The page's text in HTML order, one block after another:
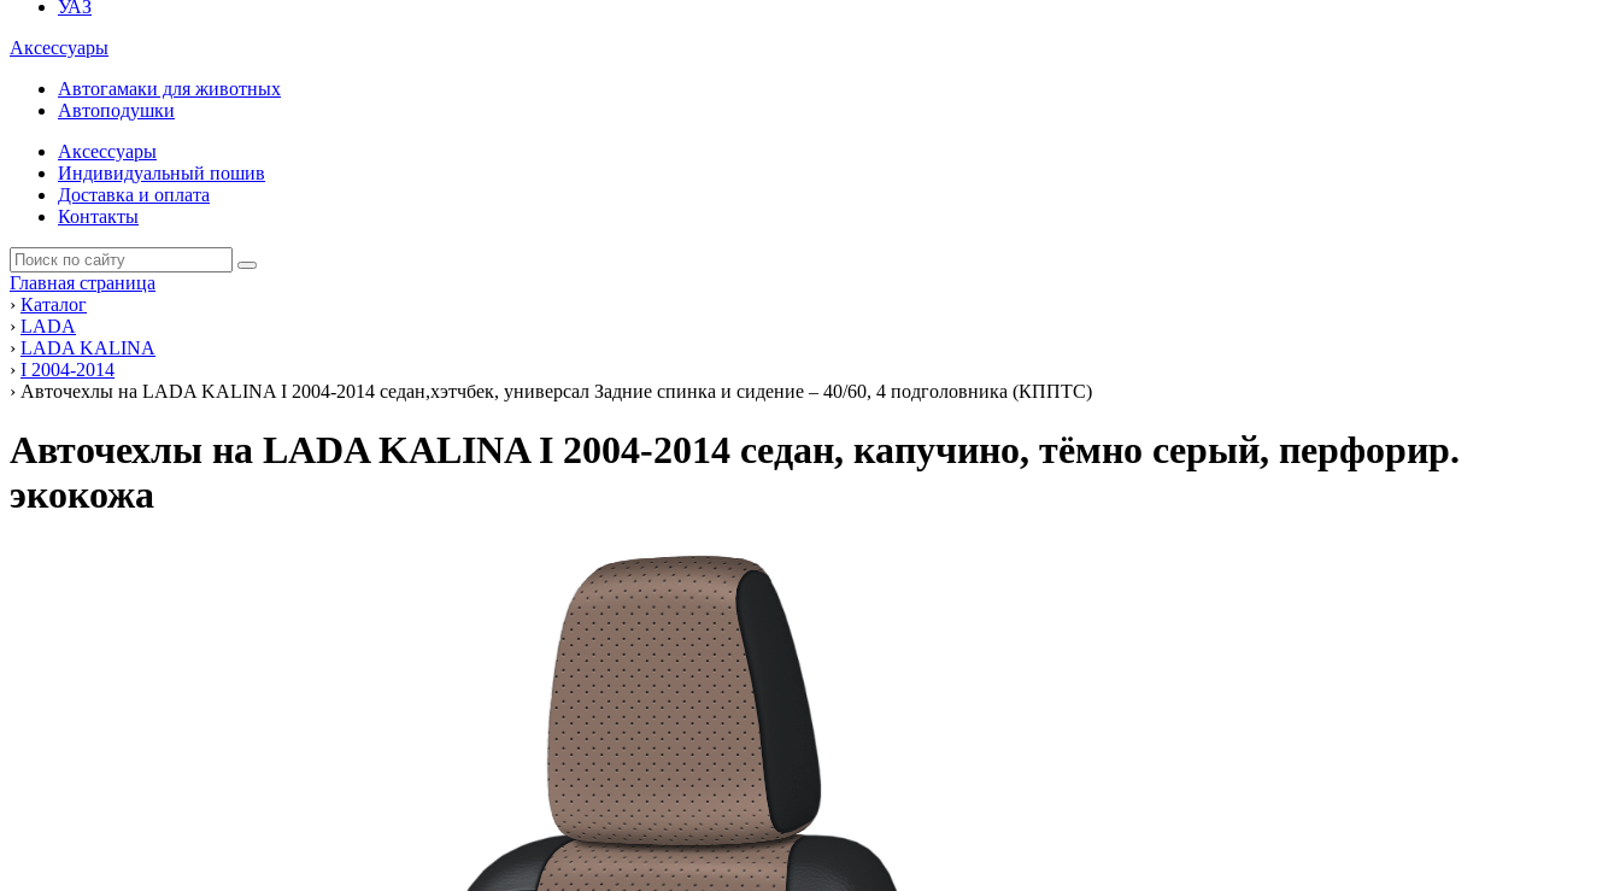
УАЗ
Аксессуары
Автогамаки для животных
Автоподушки
Аксессуары
Индивидуальный пошив
Доставка и оплата
Контакты
Главная страница
› Каталог
› LADA
› LADA KALINA
› I 2004-2014
› Авточехлы на LADA KALINA I 2004-2014 седан,хэтчбек, универсал Задние спинка и сидение – 40/60, 4 подголовника (КППТС)
Авточехлы на LADA KALINA I 2004-2014 седан, капучино, тёмно серый, перфорир.
экокожа